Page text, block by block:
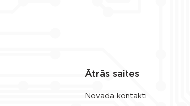
Ātrās saites
Novada kontakti